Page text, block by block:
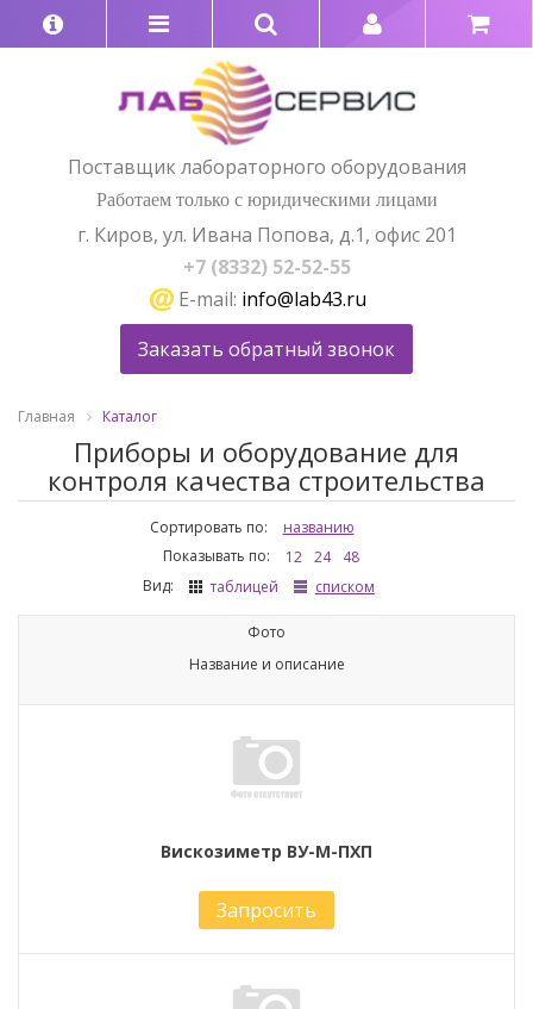
Поставщик лабораторного оборудования
Работаем только с юридическими лицами
г. Киров, ул. Ивана Попова, д.1, офис 201
+7 (8332) 52-52-55
E-mail: info@lab43.ru
Заказать обратный звонок
Главная Каталог
Приборы и оборудование для
контроля качества строительства
Сортировать по:
названию
Показывать по:
12 24
48
Вид:
таблицей списком
Фото
Название и описание
Вискозиметр ВУ-М-ПХП
Запросить